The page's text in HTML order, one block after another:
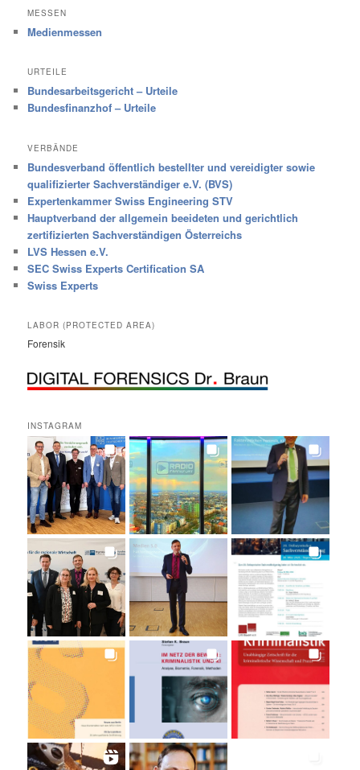
MESSEN
Medienmessen
URTEILE
Bundesarbeitsgericht – Urteile
Bundesfinanzhof – Urteile
VERBÄNDE
Bundesverband öffentlich bestellter und vereidigter sowie
qualifizierter Sachverständiger e.V. (BVS)
Expertenkammer Swiss Engineering STV
Hauptverband der allgemein beeideten und gerichtlich
zertifizierten Sachverständigen Österreichs
LVS Hessen e.V.
SEC Swiss Experts Certification SA
Swiss Experts
LABOR (PROTECTED AREA)
Forensik
INSTAGRAM